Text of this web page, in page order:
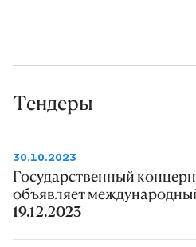
Тендеры
30.10.2023
Государственный
объявляет
19.12.2023